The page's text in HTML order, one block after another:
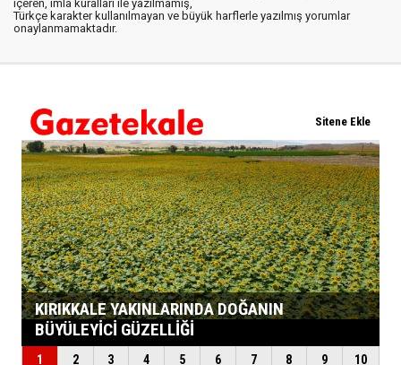
içeren, imla kuralları ile yazılmamış,
Türkçe karakter kullanılmayan ve büyük harflerle yazılmış yorumlar
onaylanmamaktadır.